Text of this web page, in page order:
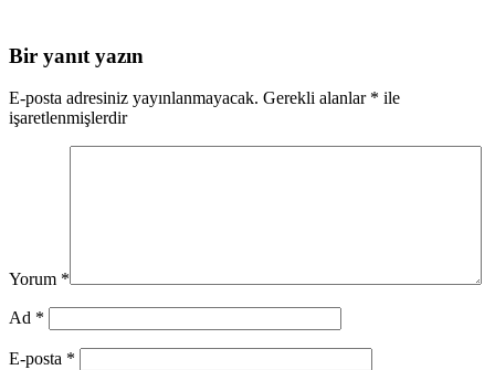
Bir yanıt yazın
E-posta adresiniz yayınlanmayacak. Gerekli alanlar * ile
işaretlenmişlerdir
Yorum *
Ad *
E-posta *